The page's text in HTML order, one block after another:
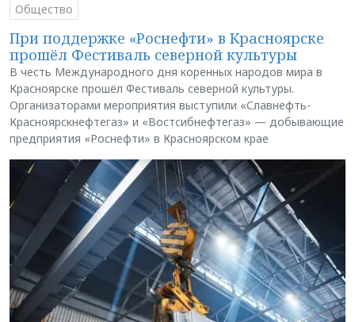
Общество
При поддержке «Роснефти» в Красноярске
прошёл Фестиваль северной культуры
В честь Международного дня коренных народов мира в
Красноярске прошёл Фестиваль северной культуры.
Организаторами мероприятия выступили «Славнефть-
Красноярскнефтегаз» и «Востсибнефтегаз» — добывающие
предприятия «Роснефти» в Красноярском крае